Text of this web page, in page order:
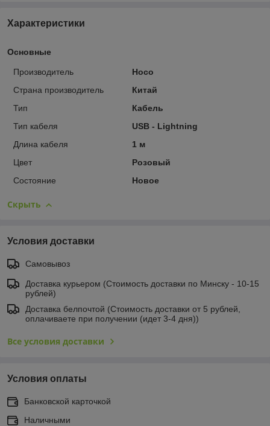
Характеристики
Основные
Производитель
Hoco
Страна производитель
Китай
Тип
Кабель
Тип кабеля
USB - Lightning
Длина кабеля
1 м
Цвет
Розовый
Состояние
Новое
Скрыть
Условия доставки
Самовывоз
Доставка курьером (Стоимость доставки по Минску - 10-15
рублей)
Доставка белпочтой (Стоимость доставки от 5 рублей,
оплачиваете при получении (идет 3-4 дня))
Все условия доставки
Условия оплаты
Банковской карточкой
Наличными